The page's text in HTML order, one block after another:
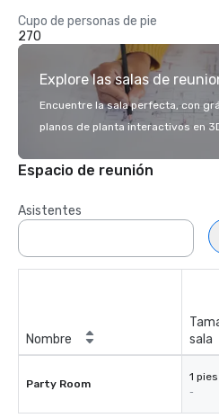
Cupo de personas de pie
270
Explore las salas de
Encuentre la sala perfecta, con
planos de planta interactivos en
Espacio de reunión
Asistentes
Nombre
sala
Party Room
1
-